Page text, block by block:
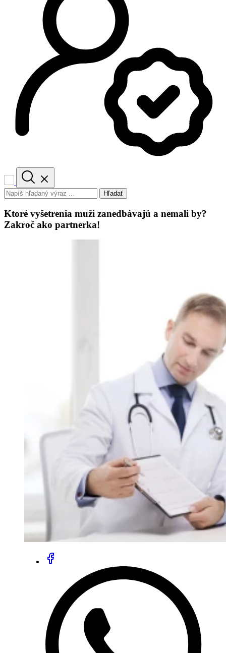
Hľadať
Ktoré vyšetrenia muži zanedbávajú a nemali by?
Zakroč ako partnerka!